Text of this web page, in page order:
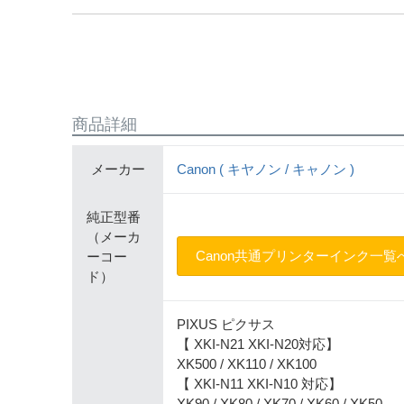
商品詳細
メーカー Canon ( キヤノン / キャノン )
純正型番
（メーカ
ーコー
ド）
Canon共通プリンターインク一覧
PIXUS ピクサス
【 XKI-N21 XKI-N20対応】
XK500 / XK110 / XK100
【 XKI-N11 XKI-N10 対応】